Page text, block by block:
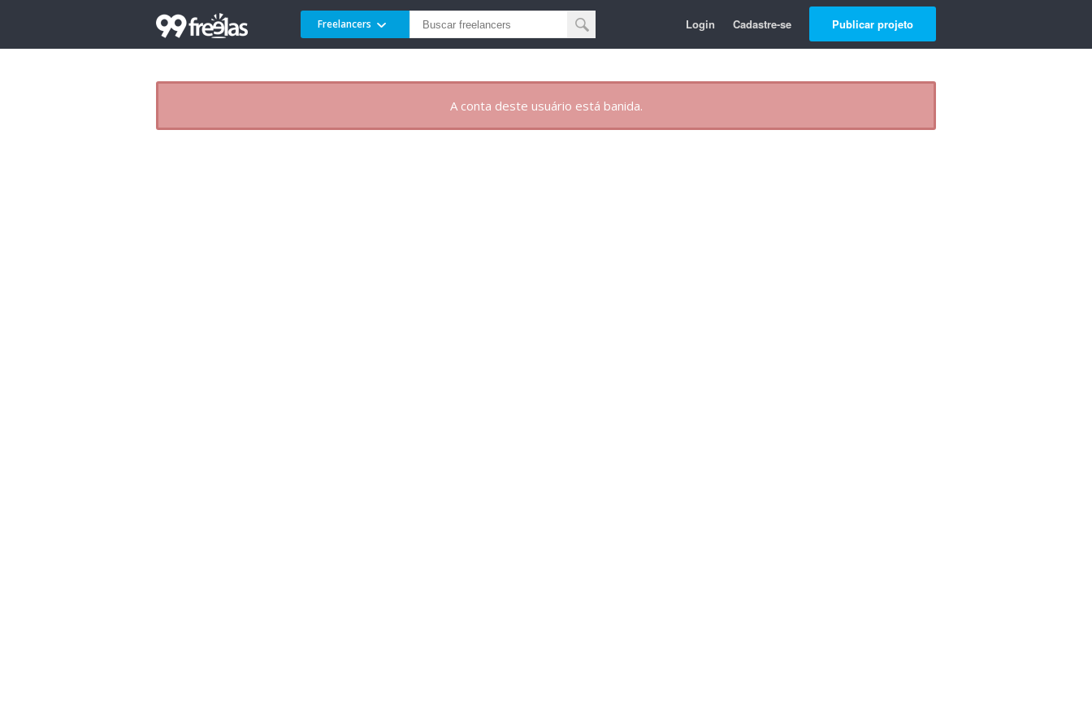
Freelancers Login Cadastre-se Publicar projeto
A conta deste usuário está banida.